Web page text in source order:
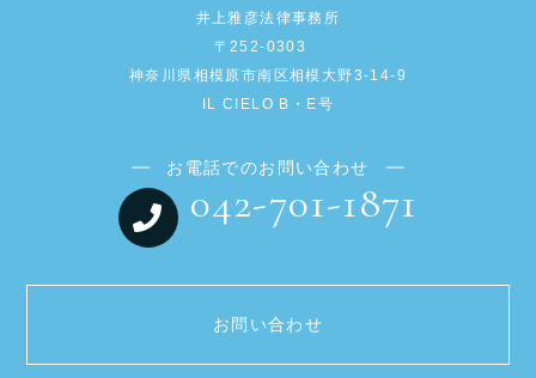
井上雅彦法律事務所
〒252-0303
神奈川県相模原市南区相模大野3-14-9
IL CIELO B・E号
お電話でのお問い合わせ
042-701-1871
お問い合わせ